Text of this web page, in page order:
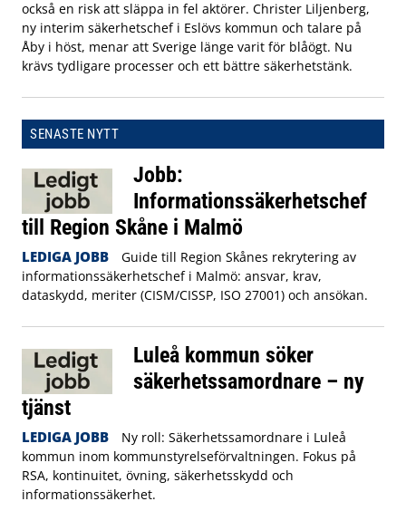
också en risk att släppa in fel aktörer. Christer Liljenberg,
ny interim säkerhetschef i Eslövs kommun och talare på
Åby i höst, menar att Sverige länge varit för blåögt. Nu
krävs tydligare processer och ett bättre säkerhetstänk.
SENASTE NYTT
Jobb:
Informationssäkerhetschef
till Region Skåne i Malmö
LEDIGA JOBB
Guide till Region Skånes rekrytering av
informationssäkerhetschef i Malmö: ansvar, krav,
dataskydd, meriter (CISM/CISSP, ISO 27001) och ansökan.
Luleå kommun söker
säkerhetssamordnare – ny
tjänst
LEDIGA JOBB
Ny roll: Säkerhetssamordnare i Luleå
kommun inom kommunstyrelseförvaltningen. Fokus på
RSA, kontinuitet, övning, säkerhetsskydd och
informationssäkerhet.